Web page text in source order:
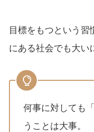
目標をもつという習
にある社会でも大い
何事に対しても
うことは大事。